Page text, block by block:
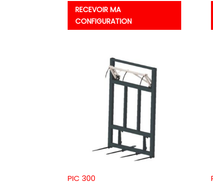
RECEVOIR MA
CONFIGURATION
PIC 300